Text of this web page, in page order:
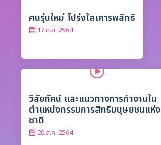
คนรุ่นใหม่ โปร่งใสเคารพสิทธิ
17 ก.ย. 2564
วิสัยทัศน์ และแนวทางการทำงานใน
ตำแหน่งกรรมการสิทธิมนุษยชนแห่ง
ชาติ
20 ส.ค. 2564